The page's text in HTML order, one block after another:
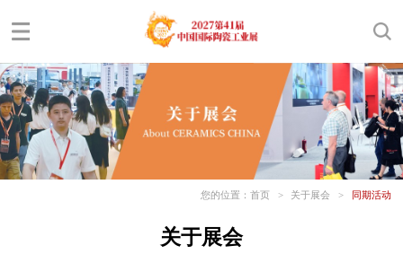
您的位置： 首页 > 关于展会 > 同期活动
关于展会